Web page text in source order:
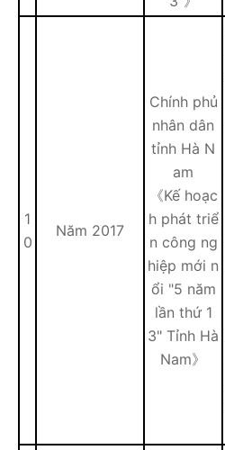
1
0
Năm 2017
Chính phủ
nhân dân
tỉnh Hà N
am
《Kế hoạc
h phát triể
n công ng
hiệp mới n
ổi "5 năm
lần thứ 1
3" Tỉnh Hà
Nam》